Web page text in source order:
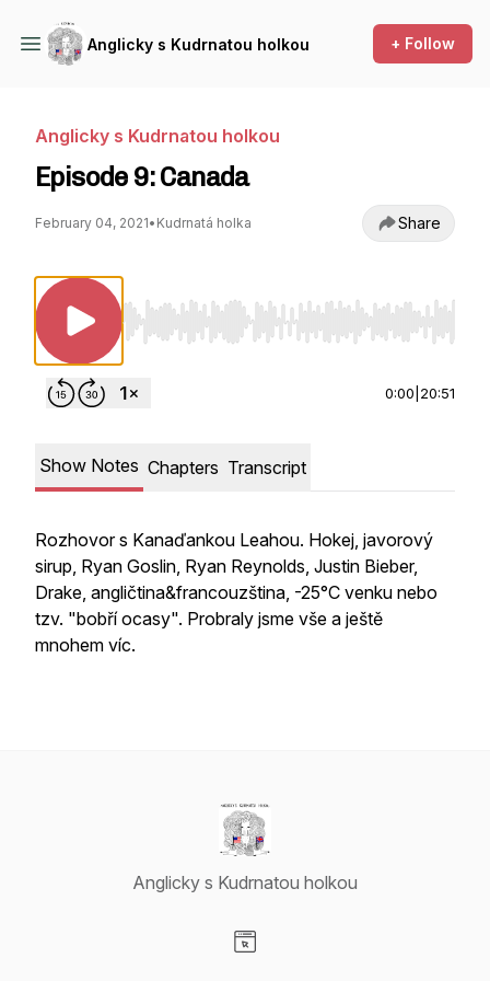
Anglicky s Kudrnatou holkou + Follow
Anglicky s Kudrnatou holkou
Episode 9: Canada
February 04, 2021• Kudrnatá holka Share
Use Left/Right to seek, Home/End to jump
0:00 20:51
Show Notes Chapters Transcript
Rozhovor s Kanaďankou Leahou. Hokej, javorový
sirup, Ryan Goslin, Ryan Reynolds, Justin Bieber,
Drake, angličtina&francouzština, -25°C venku nebo
tzv. "bobří ocasy". Probraly jsme vše a ještě
mnohem víc.
Anglicky s Kudrnatou holkou